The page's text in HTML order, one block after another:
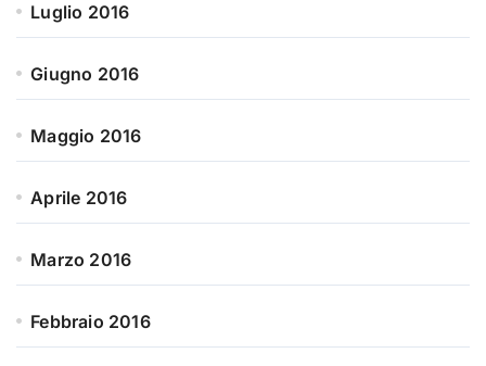
Luglio 2016
Giugno 2016
Maggio 2016
Aprile 2016
Marzo 2016
Febbraio 2016